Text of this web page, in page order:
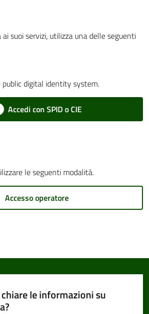
ai suoi servizi, utilizza una delle seguenti
digital identity system.
Accedi con SPID o CIE
le seguenti modalità.
Accesso operatore
le informazioni su